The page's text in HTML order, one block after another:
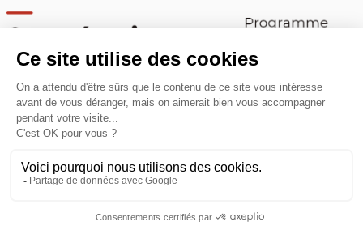
En savoir plus
Ils agissent avec nous
CommunicationCréditsMentions légales